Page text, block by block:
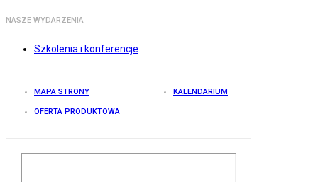
NASZE WYDARZENIA
Szkolenia i konferencje
MAPA STRONY KALENDARIUM
OFERTA PRODUKTOWA